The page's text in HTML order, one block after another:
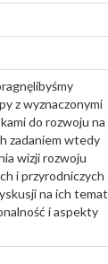
z wyznaczonymi
do rozwoju na
zadaniem wtedy
wizji rozwoju
i przyrodniczych
na ich temat
i aspekty